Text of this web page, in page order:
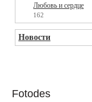
Любовь и сердце
162
Новости
Fotodes